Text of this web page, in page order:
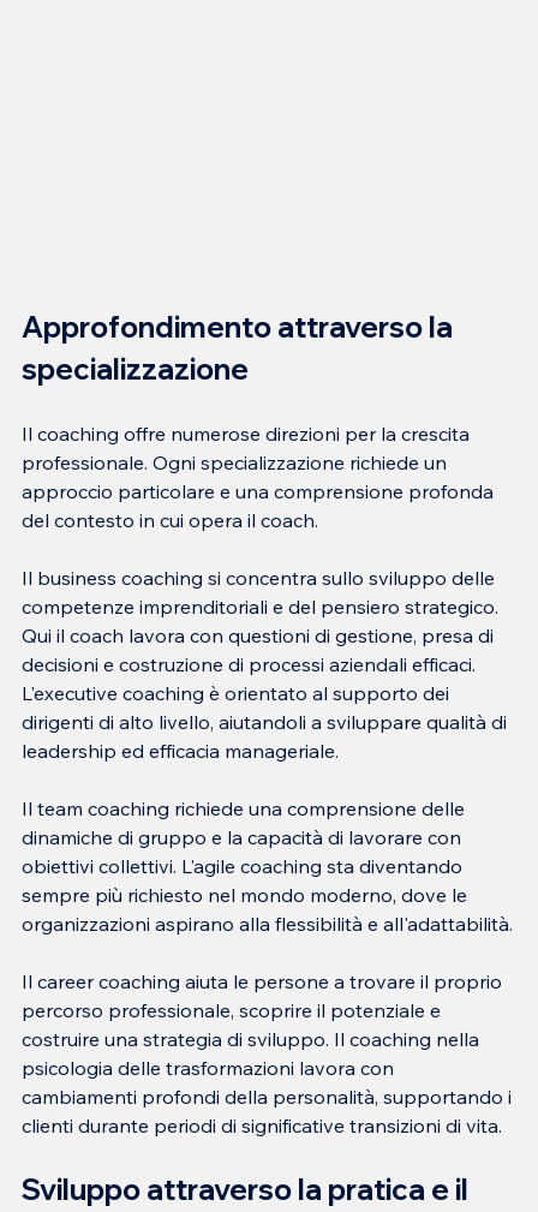
Approfondimento attraverso la
specializzazione
Il coaching offre numerose direzioni per la crescita
professionale. Ogni specializzazione richiede un
approccio particolare e una comprensione profonda
del contesto in cui opera il coach.
Il business coaching si concentra sullo sviluppo delle
competenze imprenditoriali e del pensiero strategico.
Qui il coach lavora con questioni di gestione, presa di
decisioni e costruzione di processi aziendali efficaci.
L'executive coaching è orientato al supporto dei
dirigenti di alto livello, aiutandoli a sviluppare qualità di
leadership ed efficacia manageriale.
Il team coaching richiede una comprensione delle
dinamiche di gruppo e la capacità di lavorare con
obiettivi collettivi. L'agile coaching sta diventando
sempre più richiesto nel mondo moderno, dove le
organizzazioni aspirano alla flessibilità e all'adattabilità.
Il career coaching aiuta le persone a trovare il proprio
percorso professionale, scoprire il potenziale e
costruire una strategia di sviluppo. Il coaching nella
psicologia delle trasformazioni lavora con
cambiamenti profondi della personalità, supportando i
clienti durante periodi di significative transizioni di vita.
Sviluppo attraverso la pratica e il